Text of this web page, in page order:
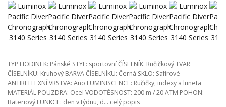
TYP HODINEK: Pánské STYL: sportovní ČÍSELNÍK: Ručičkový TVAR
ČÍSELNÍKU: Kruhový BARVA ČÍSELNÍKU: Černá SKLO: Safírové
ANTIREFLEXNÍ VRSTVA: Ano LUMINISCENCE: Ručičky, indexy a luneta
MATERIÁL POUZDRA: Ocel VODOTĚSNOST: 200 m / 20 ATM POHON:
Bateriový FUNKCE: den v týdnu, d... celý popis